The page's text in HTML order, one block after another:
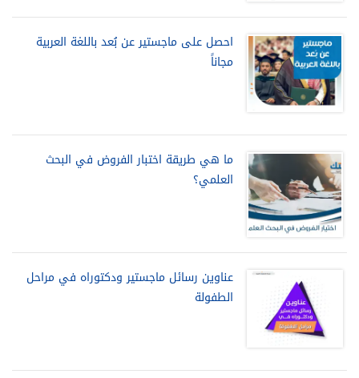
احصل على ماجستير عن بُعد باللغة العربية
مجاناً
ما هي طريقة اختبار الفروض في البحث
العلمي؟
عناوين رسائل ماجستير ودكتوراه في مراحل
الطفولة